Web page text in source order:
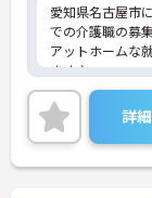
愛知県名古屋市
での介護職の募
アットホームな
ます♪
ご興味ある方に
詳細をお話しい
い。
詳